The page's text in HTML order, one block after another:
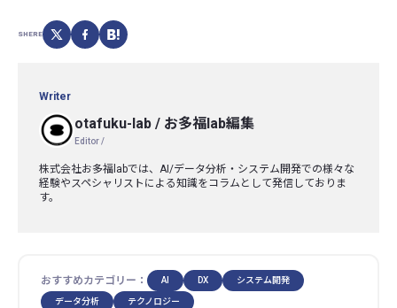
SHERE
Writer
otafuku-lab / お多福lab編集
Editor /
株式会社お多福labでは、AI/データ分析・システム開発での様々な
経験やスペシャリストによる知識をコラムとして発信しておりま
す。
おすすめカテゴリー： AI DX システム開発
データ分析 テクノロジー